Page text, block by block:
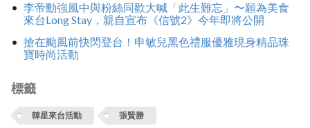
李帝勳強風中與粉絲同歡大喊「此生難忘」〜願為美食
來台Long Stay，親自宣布《信號2》今年即將公開
搶在颱風前快閃登台！申敏兒黑色禮服優雅現身精品珠
寶時尚活動
標籤
韓星來台活動 張賢勝